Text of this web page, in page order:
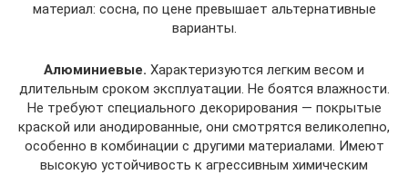
материал: сосна, по цене превышает альтернативные
варианты.
Алюминиевые. Характеризуются легким весом и
длительным сроком эксплуатации. Не боятся влажности.
Не требуют специального декорирования — покрытые
краской или анодированные, они смотрятся великолепно,
особенно в комбинации с другими материалами. Имеют
высокую устойчивость к агрессивным химическим